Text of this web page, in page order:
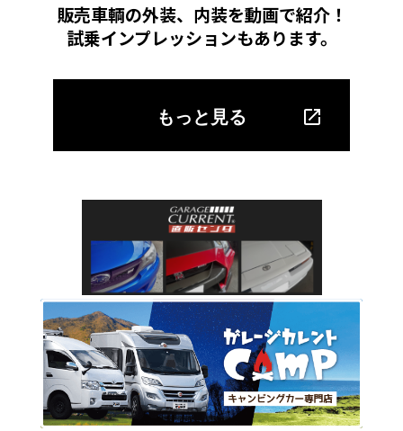
販売車輌の外装、内装を動画で紹介！
試乗インプレッションもあります。
もっと見る